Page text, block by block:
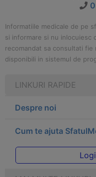
Informatiile medicale de pe
si informare si nu inlocuiesc
recomandat sa consultati fie
disponibili in sistemul de
LINKURI RAPIDE
Despre noi
Cum te ajuta